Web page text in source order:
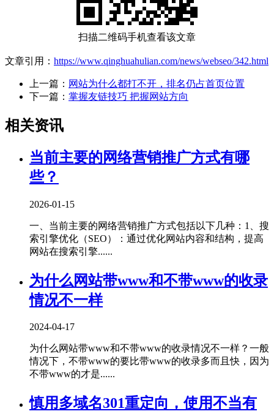
扫描二维码手机查看该文章
文章引用： https://www.qinghuahulian.com/news/webseo/342.html
上一篇： 网站为什么都打不开，排名仍占首页位置
下一篇： 掌握友链技巧 把握网站方向
相关资讯
当前主要的网络营销推广方式有哪
些？
2026-01-15
一、当前主要的网络营销推广方式包括以下几种‌：1、‌搜
索引擎优化（SEO）‌：通过优化网站内容和结构，提高
网站在搜索引擎......
为什么网站带www和不带www的收录
情况不一样
2024-04-17
为什么网站带www和不带www的收录情况不一样？一般
情况下，不带www的要比带www的收录多而且快，因为
不带www的才是......
慎用多域名301重定向，使用不当有